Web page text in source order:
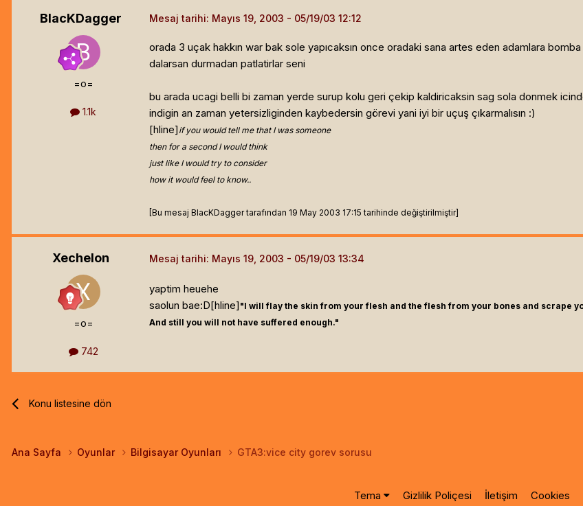
BlacKDagger
=o=
1.1k
Mesaj tarihi: Mayıs 19, 2003
orada 3 uçak hakkın war bak sole yapıcaksın once oradaki sana artes eden adamlara
dalarsan durmadan patlatirlar seni
bu arada ucagi belli bi zaman yerde surup kolu geri çekip kaldiricaksin sag sola donmek
indigin an zaman yetersizliginden kaybedersin görevi yani iyi bir uçuş çıkarmalısın :)
[hline] if you would tell me that I was someone
then for a second I would think
just like I would try to consider
how it would feel to know..
[Bu mesaj BlacKDagger tarafından 19 May 2003 17:15 tarihinde değiştirilmiştir]
Xechelon
=o=
742
Mesaj tarihi: Mayıs 19, 2003
yaptim heuehe
saolun bae:D[hline] "I will flay the skin from your flesh and the flesh from your bones and scrape
And still you will not have suffered enough."
Konu listesine dön
Ana Sayfa Oyunlar Bilgisayar Oyunları GTA3:vice city gorev sorusu
Tema Gizlilik Poliçesi İletişim Cookies